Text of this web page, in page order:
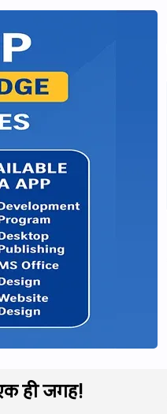
ही जगह!